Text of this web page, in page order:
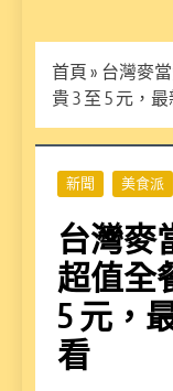
首頁 » 台灣麥
貴 3 至 5 元，
新聞 美食派
台灣麥
超值全
5 元，
看